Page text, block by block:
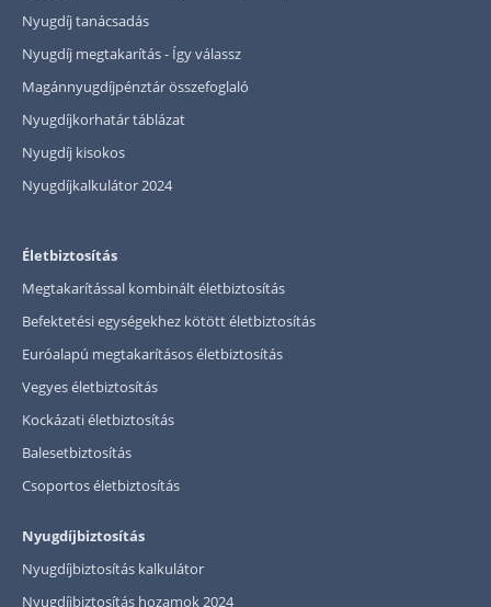
Nyugdíj tanácsadás
Nyugdíj megtakarítás - Így válassz
Magánnyugdíjpénztár összefoglaló
Nyugdíjkorhatár táblázat
Nyugdíj kisokos
Nyugdíjkalkulátor 2024
Életbiztosítás
Megtakarítással kombinált életbiztosítás
Befektetési egységekhez kötött életbiztosítás
Euróalapú megtakarításos életbiztosítás
Vegyes életbiztosítás
Kockázati életbiztosítás
Balesetbiztosítás
Csoportos életbiztosítás
Nyugdíjbiztosítás
Nyugdíjbiztosítás kalkulátor
Nyugdíjbiztosítás hozamok 2024